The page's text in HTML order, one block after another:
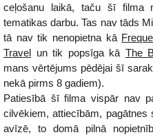
ceļošanu laikā, taču šī filma
tematikas darbu. Tas nav tāds
tā nav tik nenopietna kā
Travel un tik popsīga kā The
mans vērtējums pēdējai šī
nekā pirms 8 gadiem).
Patiesībā šī filma vispār nav
cilvēkiem, attiecībām,
avīzē, to domā pilnā